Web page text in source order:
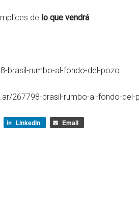
de lo que vendrá.
brasil-rumbo-al-fondo-del-pozo
267798-brasil-rumbo-al-fondo-del-
LinkedIn Email